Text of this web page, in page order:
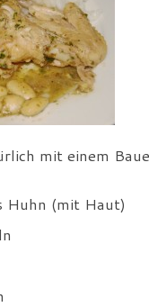
mit einem
Huhn (mit Haut)